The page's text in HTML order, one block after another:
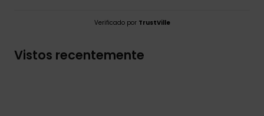
Verificado por TrustVille
Vistos recentemente